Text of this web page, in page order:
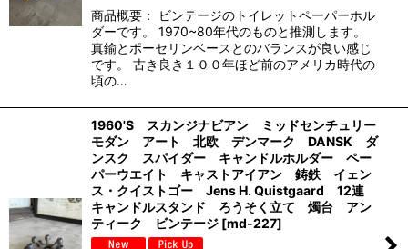
商品概要： ビンテージのトイレットペーパーホル
ダーです。 1970~80年代のものと推測します。
真鍮とポーセリンベースとのバランスが良い感じ
です。 古き良き１００年ほど前のアメリカ時代の
頃の…
1960'S スカンジナビアン ミッドセンチュリー
モダン アート 北欧 デンマーク DANSK ダ
ンスク スパイダー キャンドルホルダー ペー
パーウエイト キャストアイアン 鋳鉄 イェン
ス・クイストゴー Jens H. Quistgaard 12連
キャンドルスタンド ろうそく立て 燭台 アン
ティーク ビンテージ [md-227]